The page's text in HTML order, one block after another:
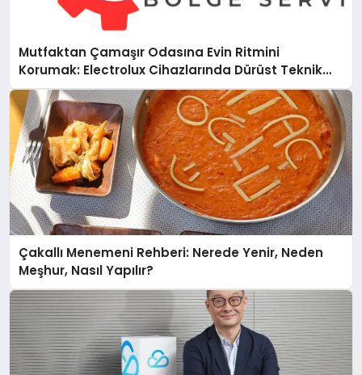
Mutfaktan Çamaşır Odasına Evin Ritmini
Korumak: Electrolux Cihazlarında Dürüst Teknik
Destek Deneyimi
Çakallı Menemeni Rehberi: Nerede Yenir, Neden
Meşhur, Nasıl Yapılır?